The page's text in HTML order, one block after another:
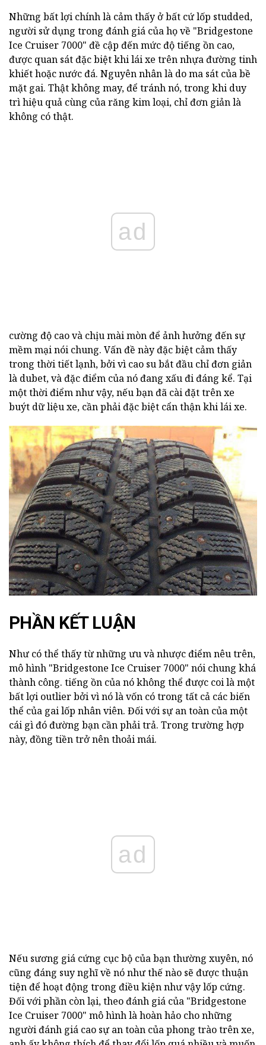
Những bất lợi chính là cảm thấy ở bất cứ lốp studded,
người sử dụng trong đánh giá của họ về "Bridgestone
Ice Cruiser 7000" đề cập đến mức độ tiếng ồn cao,
được quan sát đặc biệt khi lái xe trên nhựa đường tinh
khiết hoặc nước đá. Nguyên nhân là do ma sát của bề
mặt gai. Thật không may, để tránh nó, trong khi duy
trì hiệu quả cùng của răng kim loại, chỉ đơn giản là
không có thật.
ad
cường độ cao và chịu mài mòn để ảnh hưởng đến sự
mềm mại nói chung. Vấn đề này đặc biệt cảm thấy
trong thời tiết lạnh, bởi vì cao su bắt đầu chỉ đơn giản
là dubet, và đặc điểm của nó đang xấu đi đáng kể. Tại
một thời điểm như vậy, nếu bạn đã cài đặt trên xe
buýt dữ liệu xe, cần phải đặc biệt cẩn thận khi lái xe.
PHẦN KẾT LUẬN
Như có thể thấy từ những ưu và nhược điểm nêu trên,
mô hình "Bridgestone Ice Cruiser 7000" nói chung khá
thành công. tiếng ồn của nó không thể được coi là một
bất lợi outlier bởi vì nó là vốn có trong tất cả các biến
thể của gai lốp nhân viên. Đối với sự an toàn của một
cái gì đó đường bạn cần phải trả. Trong trường hợp
này, đồng tiền trở nên thoải mái.
ad
Nếu sương giá cứng cục bộ của bạn thường xuyên, nó
cũng đáng suy nghĩ về nó như thế nào sẽ được thuận
tiện để hoạt động trong điều kiện như vậy lốp cứng.
Đối với phần còn lại, theo đánh giá của "Bridgestone
Ice Cruiser 7000" mô hình là hoàn hảo cho những
người đánh giá cao sự an toàn của phong trào trên xe,